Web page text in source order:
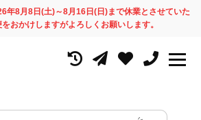
年8月8日(土)～8月16日(日)まで休業とさせていた
おかけしますがよろしくお願いします。